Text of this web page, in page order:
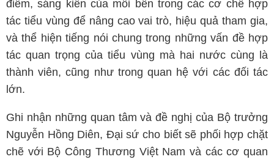
điểm, sáng kiến của mỗi bên trong các cơ chế hợp
tác tiểu vùng để nâng cao vai trò, hiệu quả tham gia,
và thể hiện tiếng nói chung trong những vấn đề hợp
tác quan trọng của tiểu vùng mà hai nước cùng là
thành viên, cũng như trong quan hệ với các đối tác
lớn.
Ghi nhận những quan tâm và đề nghị của Bộ trưởng
Nguyễn Hồng Diên, Đại sứ cho biết sẽ phối hợp chặt
chẽ với Bộ Công Thương Việt Nam và các cơ quan